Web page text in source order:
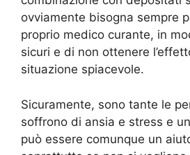
ovviamente bisogna sempre
proprio medico curante, in
sicuri e di non ottenere
situazione spiacevole.
Sicuramente, sono tante le
soffrono di ansia e stress e
può essere comunque un